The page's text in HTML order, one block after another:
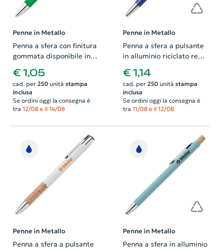
Penne in Metallo
Penna a sfera con finitura
gommata disponibile in
meccanismo a scatto e
refill blu
€ 1,05
cad. per 250unità stampa
inclusa
Se ordini oggi la consegna è
tra 12/08 e il 14/08
Penne in Metallo
Penna a sfera a pulsante
in alluminio riciclato refill
€ 1,14
cad. per 250unità stampa
inclusa
Se ordini oggi la consegna è
tra 11/08 e il 12/08
Penne in Metallo
Penna a sfera a pulsante
Penne in Metallo
Penna a sfera in alluminio